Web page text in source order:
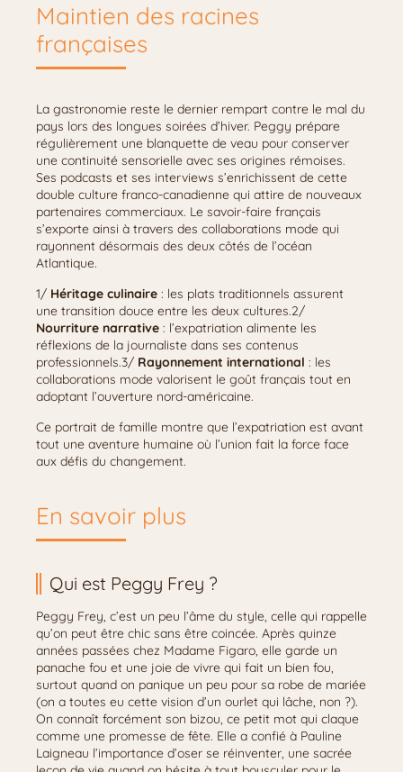
Maintien des racines
françaises
La gastronomie reste le dernier rempart contre le mal du
pays lors des longues soirées d’hiver. Peggy prépare
régulièrement une blanquette de veau pour conserver
une continuité sensorielle avec ses origines rémoises.
Ses podcasts et ses interviews s’enrichissent de cette
double culture franco-canadienne qui attire de nouveaux
partenaires commerciaux. Le savoir-faire français
s’exporte ainsi à travers des collaborations mode qui
rayonnent désormais des deux côtés de l’océan
Atlantique.
1/ Héritage culinaire : les plats traditionnels assurent
une transition douce entre les deux cultures.2/
Nourriture narrative : l’expatriation alimente les
réflexions de la journaliste dans ses contenus
professionnels.3/ Rayonnement international : les
collaborations mode valorisent le goût français tout en
adoptant l’ouverture nord-américaine.
Ce portrait de famille montre que l’expatriation est avant
tout une aventure humaine où l’union fait la force face
aux défis du changement.
En savoir plus
Qui est Peggy Frey ?
Peggy Frey, c’est un peu l’âme du style, celle qui rappelle
qu’on peut être chic sans être coincée. Après quinze
années passées chez Madame Figaro, elle garde un
panache fou et une joie de vivre qui fait un bien fou,
surtout quand on panique un peu pour sa robe de mariée
(on a toutes eu cette vision d’un ourlet qui lâche, non ?).
On connaît forcément son bizou, ce petit mot qui claque
comme une promesse de fête. Elle a confié à Pauline
Laigneau l’importance d’oser se réinventer, une sacrée